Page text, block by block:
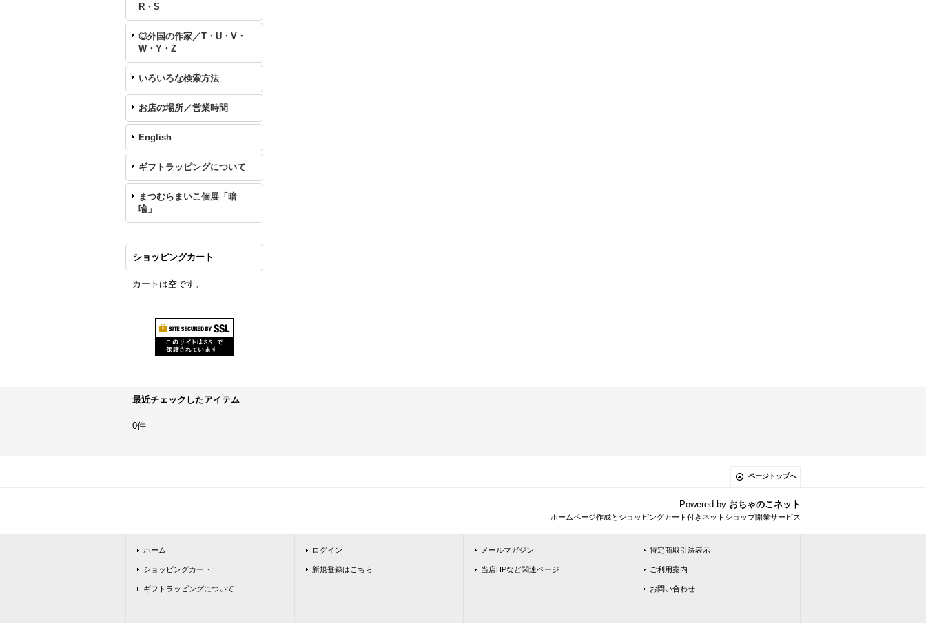
R・S
◎外国の作家／T・U・V・
W・Y・Z
いろいろな検索方法
お店の場所／営業時間
English
ギフトラッピングについて
まつむらまいこ個展「暗
喩」
ショッピングカート
カートは空です。
最近チェックしたアイテム
0件
ページトップへ
Powered by おちゃのこネット
ホームページ作成とショッピングカート付きネットショップ開業サービス
ホーム
ショッピングカート
ギフトラッピングについて
ログイン
新規登録はこちら
メールマガジン
当店HPなど関連ページ
特定商取引法表示
ご利用案内
お問い合わせ